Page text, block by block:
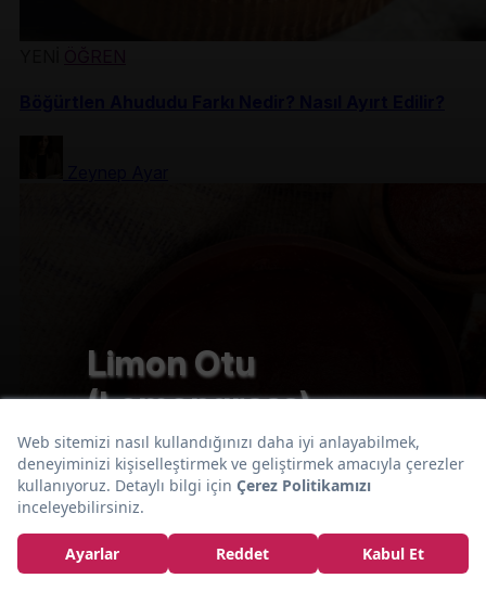
Limon Otu
(Lemongrass)
Nedir? Ne İşe
Yarar?